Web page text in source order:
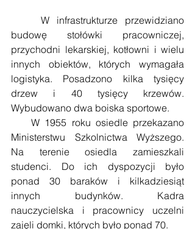
budowę stołówki pracowniczej,
przychodni lekarskiej, kotłowni i wielu
innych obiektów, których wymagała
logistyka. Posadzono kilka tysięcy
drzew i 40 tysięcy krzewów.
Wybudowano dwa boiska sportowe.
Ministerstwu Szkolnictwa Wyższego.
Na terenie osiedla zamieszkali
studenci. Do ich dyspozycji było
ponad 30 baraków i kilkadziesiąt
innych budynków. Kadra
nauczycielska i pracownicy uczelni
zajęli domki, których było ponad 70.